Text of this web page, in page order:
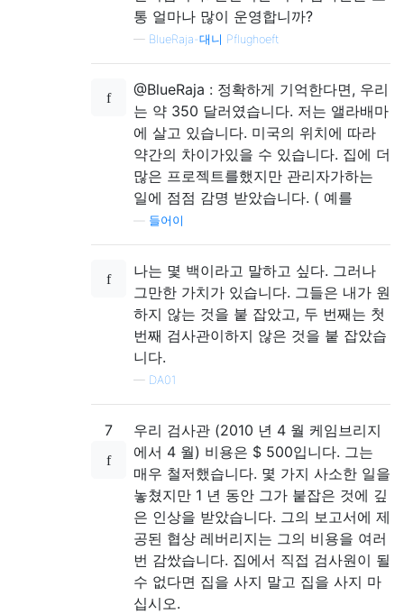
통 얼마나 많이 운영합니까?
— BlueRaja-대니 Pflughoeft
@BlueRaja : 정확하게 기억한다면, 우리
는 약 350 달러였습니다. 저는 앨라배마
에 살고 있습니다. 미국의 위치에 따라
약간의 차이가있을 수 있습니다. 집에 더
많은 프로젝트를했지만 관리자가하는
일에 점점 감명 받았습니다. ( 예를
들어이
나는 몇 백이라고 말하고 싶다. 그러나
그만한 가치가 있습니다. 그들은 내가 원
하지 않는 것을 붙 잡았고, 두 번째는 첫
번째 검사관이하지 않은 것을 붙 잡았습
니다.
— DA01
7
우리 검사관 (2010 년 4 월 케임브리지
에서 4 월) 비용은 $ 500입니다. 그는
매우 철저했습니다. 몇 가지 사소한 일을
놓쳤지만 1 년 동안 그가 붙잡은 것에 깊
은 인상을 받았습니다. 그의 보고서에 제
공된 협상 레버리지는 그의 비용을 여러
번 감쌌습니다. 집에서 직접 검사원이 될
수 없다면 집을 사지 말고 집을 사지 마
십시오.